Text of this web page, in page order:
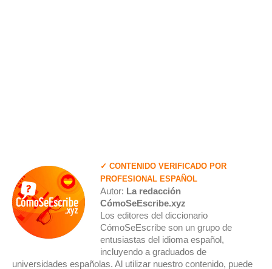
✓ CONTENIDO VERIFICADO POR
PROFESIONAL ESPAÑOL
Autor: La redacción
CómoSeEscribe.xyz
Los editores del diccionario
CómoSeEscribe son un grupo de
entusiastas del idioma español,
incluyendo a graduados de
universidades españolas. Al utilizar nuestro contenido, puede